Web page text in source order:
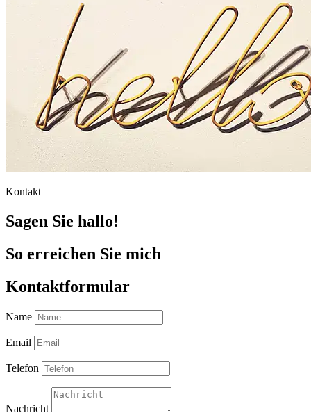
Kontakt
Sagen Sie hallo!
So erreichen Sie mich
Kontaktformular
Name
Email
Telefon
Nachricht